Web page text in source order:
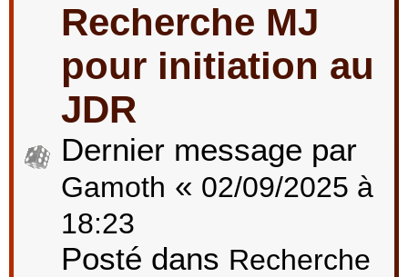
Recherche MJ
pour initiation au
JDR
Dernier message par
Gamoth « 02/09/2025 à
18:23
Posté dans Recherche